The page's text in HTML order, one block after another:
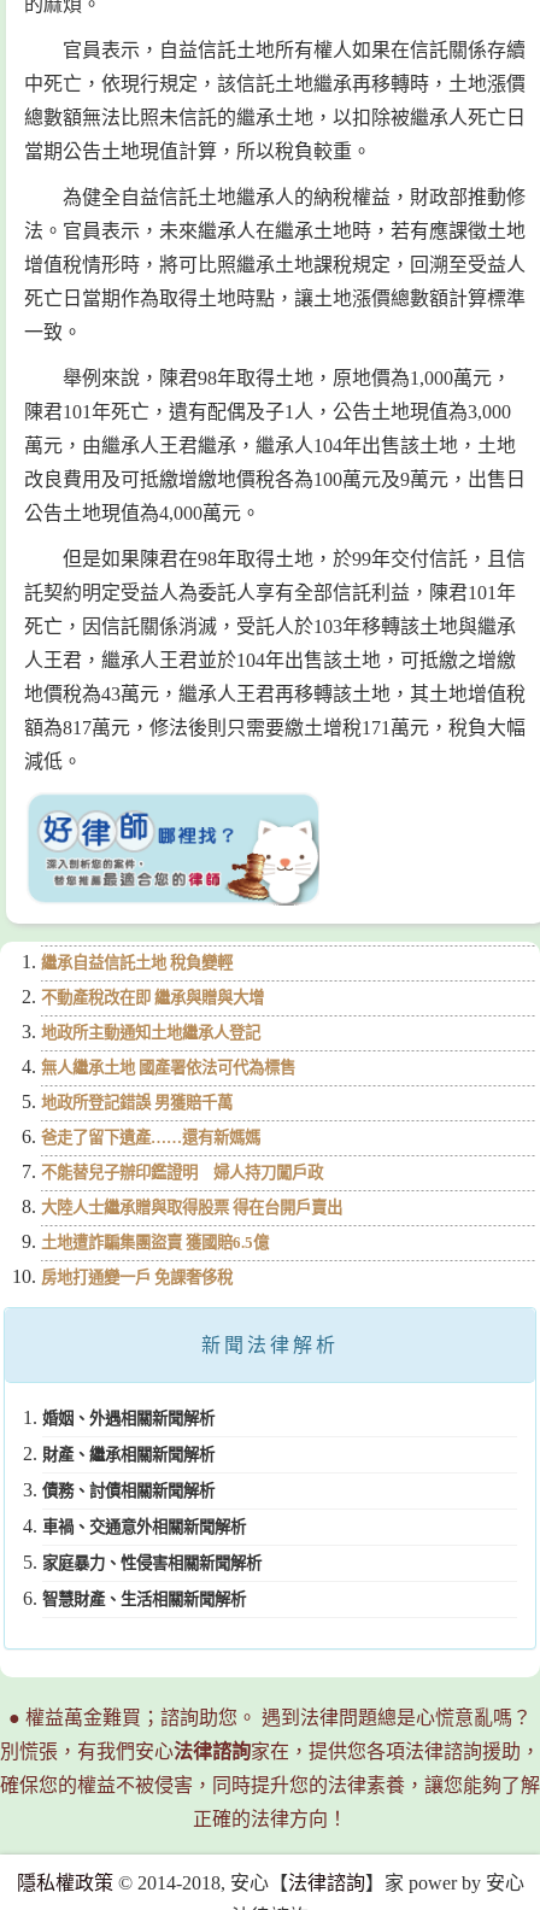
繼承自益信託土地 稅負變輕
不動產稅改在即 繼承與贈與大增
地政所主動通知土地繼承人登記
無人繼承土地 國產署依法可代為標售
地政所登記錯誤 男獲賠千萬
爸走了留下遺產……還有新媽媽
不能替兒子辦印鑑證明 婦人持刀闖戶政
大陸人士繼承贈與取得股票 得在台開戶賣出
土地遭詐騙集團盜賣 獲國賠6.5億
房地打通變一戶 免課奢侈稅
新聞法律解析
婚姻、外遇相關新聞解析
財產、繼承相關新聞解析
債務、討債相關新聞解析
車禍、交通意外相關新聞解析
家庭暴力、性侵害相關新聞解析
智慧財產、生活相關新聞解析
的麻煩。
官員表示，自益信託土地所有權人如果在信託關係存續
中死亡，依現行規定，該信託土地繼承再移轉時，土地漲價
總數額無法比照未信託的繼承土地，以扣除被繼承人死亡日
當期公告土地現值計算，所以稅負較重。
為健全自益信託土地繼承人的納稅權益，財政部推動修
法。官員表示，未來繼承人在繼承土地時，若有應課徵土地
增值稅情形時，將可比照繼承土地課稅規定，回溯至受益人
死亡日當期作為取得土地時點，讓土地漲價總數額計算標準
一致。
舉例來說，陳君98年取得土地，原地價為1,000萬元，
陳君101年死亡，遺有配偶及子1人，公告土地現值為3,000
萬元，由繼承人王君繼承，繼承人104年出售該土地，土地
改良費用及可抵繳增繳地價稅各為100萬元及9萬元，出售日
公告土地現值為4,000萬元。
但是如果陳君在98年取得土地，於99年交付信託，且信
託契約明定受益人為委託人享有全部信託利益，陳君101年
死亡，因信託關係消滅，受託人於103年移轉該土地與繼承
人王君，繼承人王君並於104年出售該土地，可抵繳之增繳
地價稅為43萬元，繼承人王君再移轉該土地，其土地增值稅
額為817萬元，修法後則只需要繳土增稅171萬元，稅負大幅
減低。
● 權益萬金難買；諮詢助您。 遇到法律問題總是心慌意亂嗎？
別慌張，有我們安心法律諮詢家在，提供您各項法律諮詢援助，
確保您的權益不被侵害，同時提升您的法律素養，讓您能夠了解
正確的法律方向！
隱私權政策 © 2014-2018, 安心【法律諮詢】家 power by 安心